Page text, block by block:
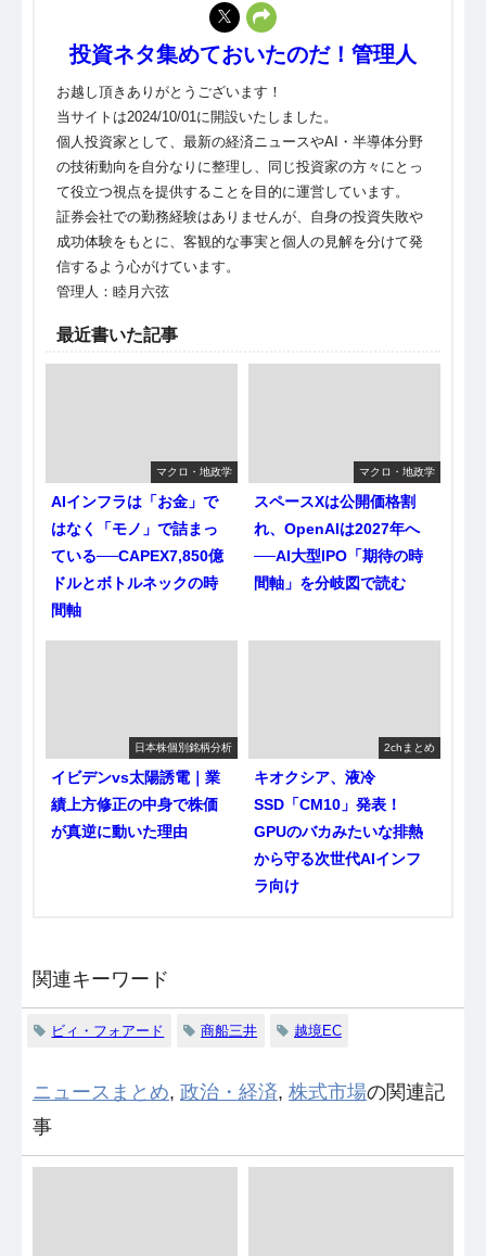
投資ネタ集めておいたのだ！管理人
お越し頂きありがとうございます！
当サイトは2024/10/01に開設いたしました。
個人投資家として、最新の経済ニュースやAI・半導体分野
の技術動向を自分なりに整理し、同じ投資家の方々にとっ
て役立つ視点を提供することを目的に運営しています。
証券会社での勤務経験はありませんが、自身の投資失敗や
成功体験をもとに、客観的な事実と個人の見解を分けて発
信するよう心がけています。
管理人：睦月六弦
最近書いた記事
マクロ・地政学
AIインフラは「お金」で
はなく「モノ」で詰まっ
ている──CAPEX7,850億
ドルとボトルネックの時
間軸
マクロ・地政学
スペースXは公開価格割
れ、OpenAIは2027年へ
──AI大型IPO「期待の時
間軸」を分岐図で読む
日本株個別銘柄分析
イビデンvs太陽誘電｜業
績上方修正の中身で株価
が真逆に動いた理由
2chまとめ
キオクシア、液冷
SSD「CM10」発表！
GPUのバカみたいな排熱
から守る次世代AIインフ
ラ向け
関連キーワード
ビィ・フォアード 商船三井 越境EC
ニュースまとめ, 政治・経済, 株式市場の関連記
事